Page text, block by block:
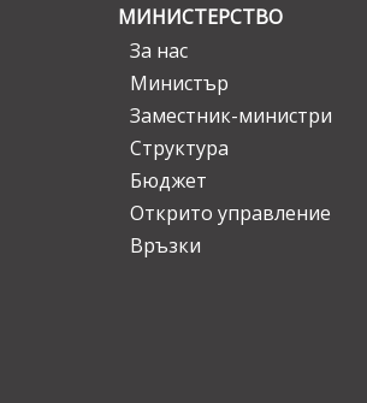
МИНИСТЕРСТВО
За нас
Министър
Заместник-министри
Структура
Бюджет
Открито управление
Връзки